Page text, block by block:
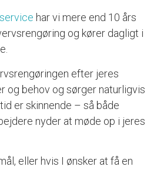
har vi mere end 10 års
og kører dagligt i
efter jeres
og behov og sørger naturligvis
er skinnende – så både
nyder at møde op i jeres
eller hvis I ønsker at få en